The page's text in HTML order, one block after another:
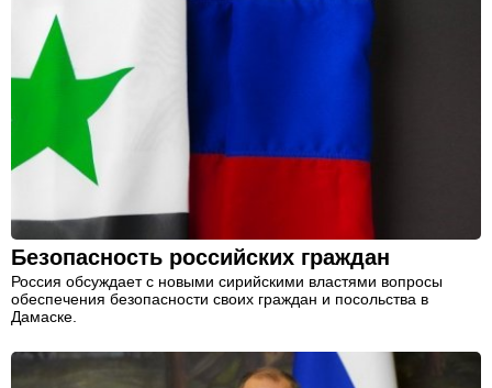
Безопасность российских граждан
Россия обсуждает с новыми сирийскими властями вопросы
обеспечения безопасности своих граждан и посольства в
Дамаске.